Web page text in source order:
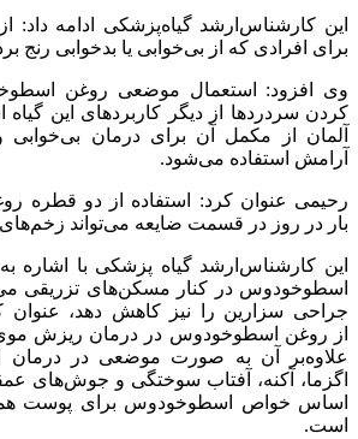
این کارشناس‌ارشد گیاه‌پزشکی ادامه داد:
برای افرادی که از بی‌خوابی یا بدخوابی رنج
وی افزود: استعمال موضعی روغن
کردن سردردها از دیگر کاربردهای این گیاه
آلمان از مکمل آن برای درمان
آرامش استفاده می‌شود.
رحیمی عنوان کرد: استفاده از دو قطره
بار در روز در قسمت ضایعه می‌تواند زخم‌های
این کارشناس‌ارشد گیاه پزشکی با اشاره
اسطوخودوس در کنار مسکن‌های تزریقی
جراحی سزارین را نیز کاهش دهد، عنوان
از روغن اسطوخودوس در درمان ریزش موی
علاوه‌بر آن به صورت موضعی در درمان
اگزما، آکنه، آفتاب سوختگی و جوش‌های
اساس خواص اسطوخودوس برای پوست
است.